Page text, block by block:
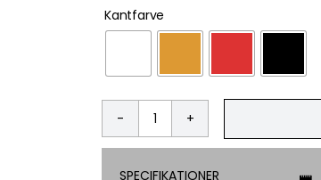
Kantfarve
666%
-
Mærke
SPECIFIKATIONER